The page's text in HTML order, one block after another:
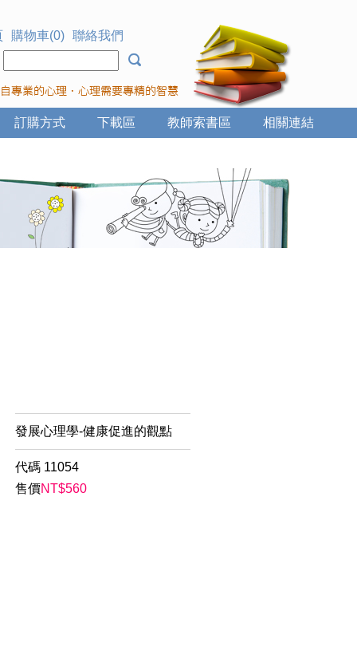
購物車(0) 聯絡我們
相關連結
教師索書區
下載區
訂購方式
發展心理學-健康促進的觀點
代碼 11054
售價NT$560